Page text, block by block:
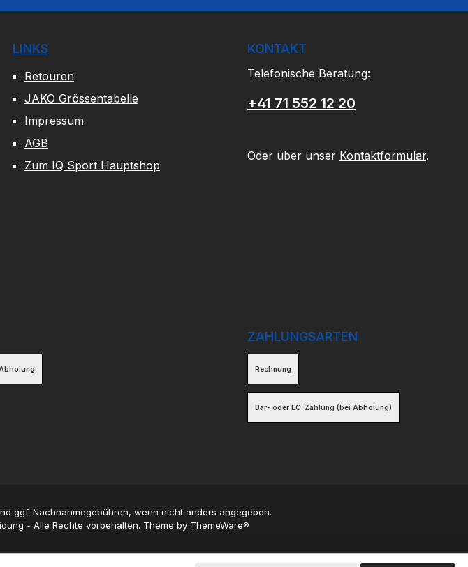
LINKS
Retouren
JAKO Grössentabelle
Impressum
AGB
Zum IQ Sport Hauptshop
KONTAKT
Telefonische Beratung:
+41 71 552 12 20
Oder über unser Kontaktformular.
Abholung
ZAHLUNGSARTEN
Rechnung
Bar- oder EC-Zahlung (bei Abholung)
ggf. Nachnahmegebühren, wenn nicht anders angegeben.
- Alle Rechte vorbehalten. Theme by ThemeWare®